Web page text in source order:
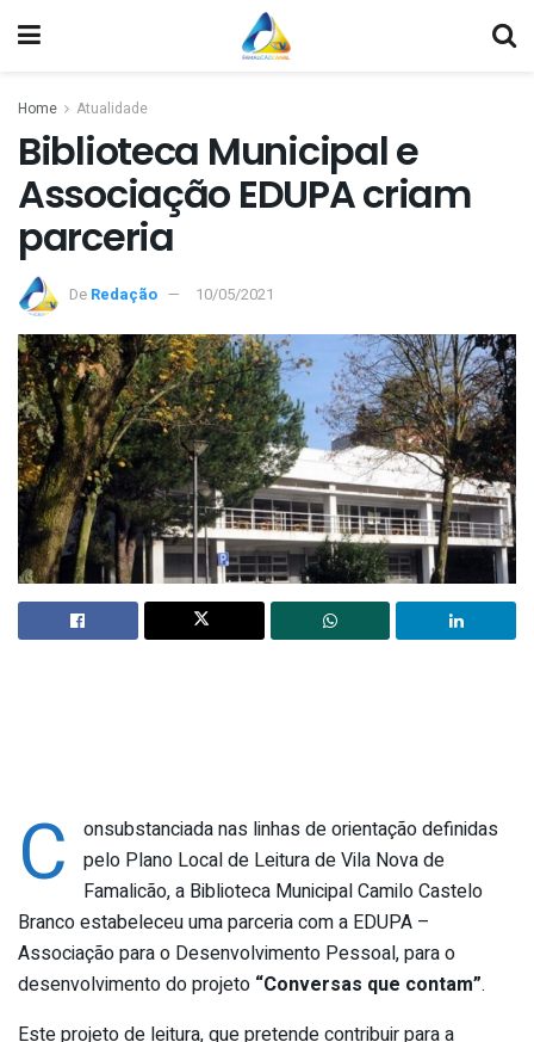
Home Atualidade
Biblioteca Municipal e
Associação EDUPA criam
parceria
De Redação 10/05/2021
C
onsubstanciada nas linhas de orientação definidas
pelo Plano Local de Leitura de Vila Nova de
Famalicão, a Biblioteca Municipal Camilo Castelo
Branco estabeleceu uma parceria com a EDUPA –
Associação para o Desenvolvimento Pessoal, para o
desenvolvimento do projeto “Conversas que contam”.
Este projeto de leitura, que pretende contribuir para a